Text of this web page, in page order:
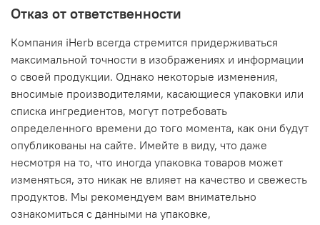
Отказ от ответственности
Компания iHerb всегда стремится придерживаться
максимальной точности в изображениях и информации
о своей продукции. Однако некоторые изменения,
вносимые производителями, касающиеся упаковки или
списка ингредиентов, могут потребовать
определенного времени до того момента, как они будут
опубликованы на сайте. Имейте в виду, что даже
несмотря на то, что иногда упаковка товаров может
изменяться, это никак не влияет на качество и свежесть
продуктов. Мы рекомендуем вам внимательно
ознакомиться с данными на упаковке,